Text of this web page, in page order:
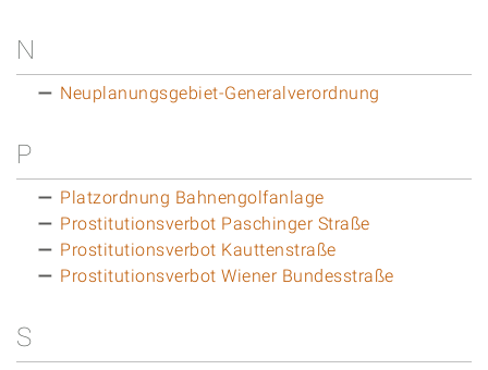
N
Neuplanungsgebiet-Generalverordnung
P
Platzordnung Bahnengolfanlage
Prostitutionsverbot Paschinger Straße
Prostitutionsverbot Kauttenstraße
Prostitutionsverbot Wiener Bundesstraße
S